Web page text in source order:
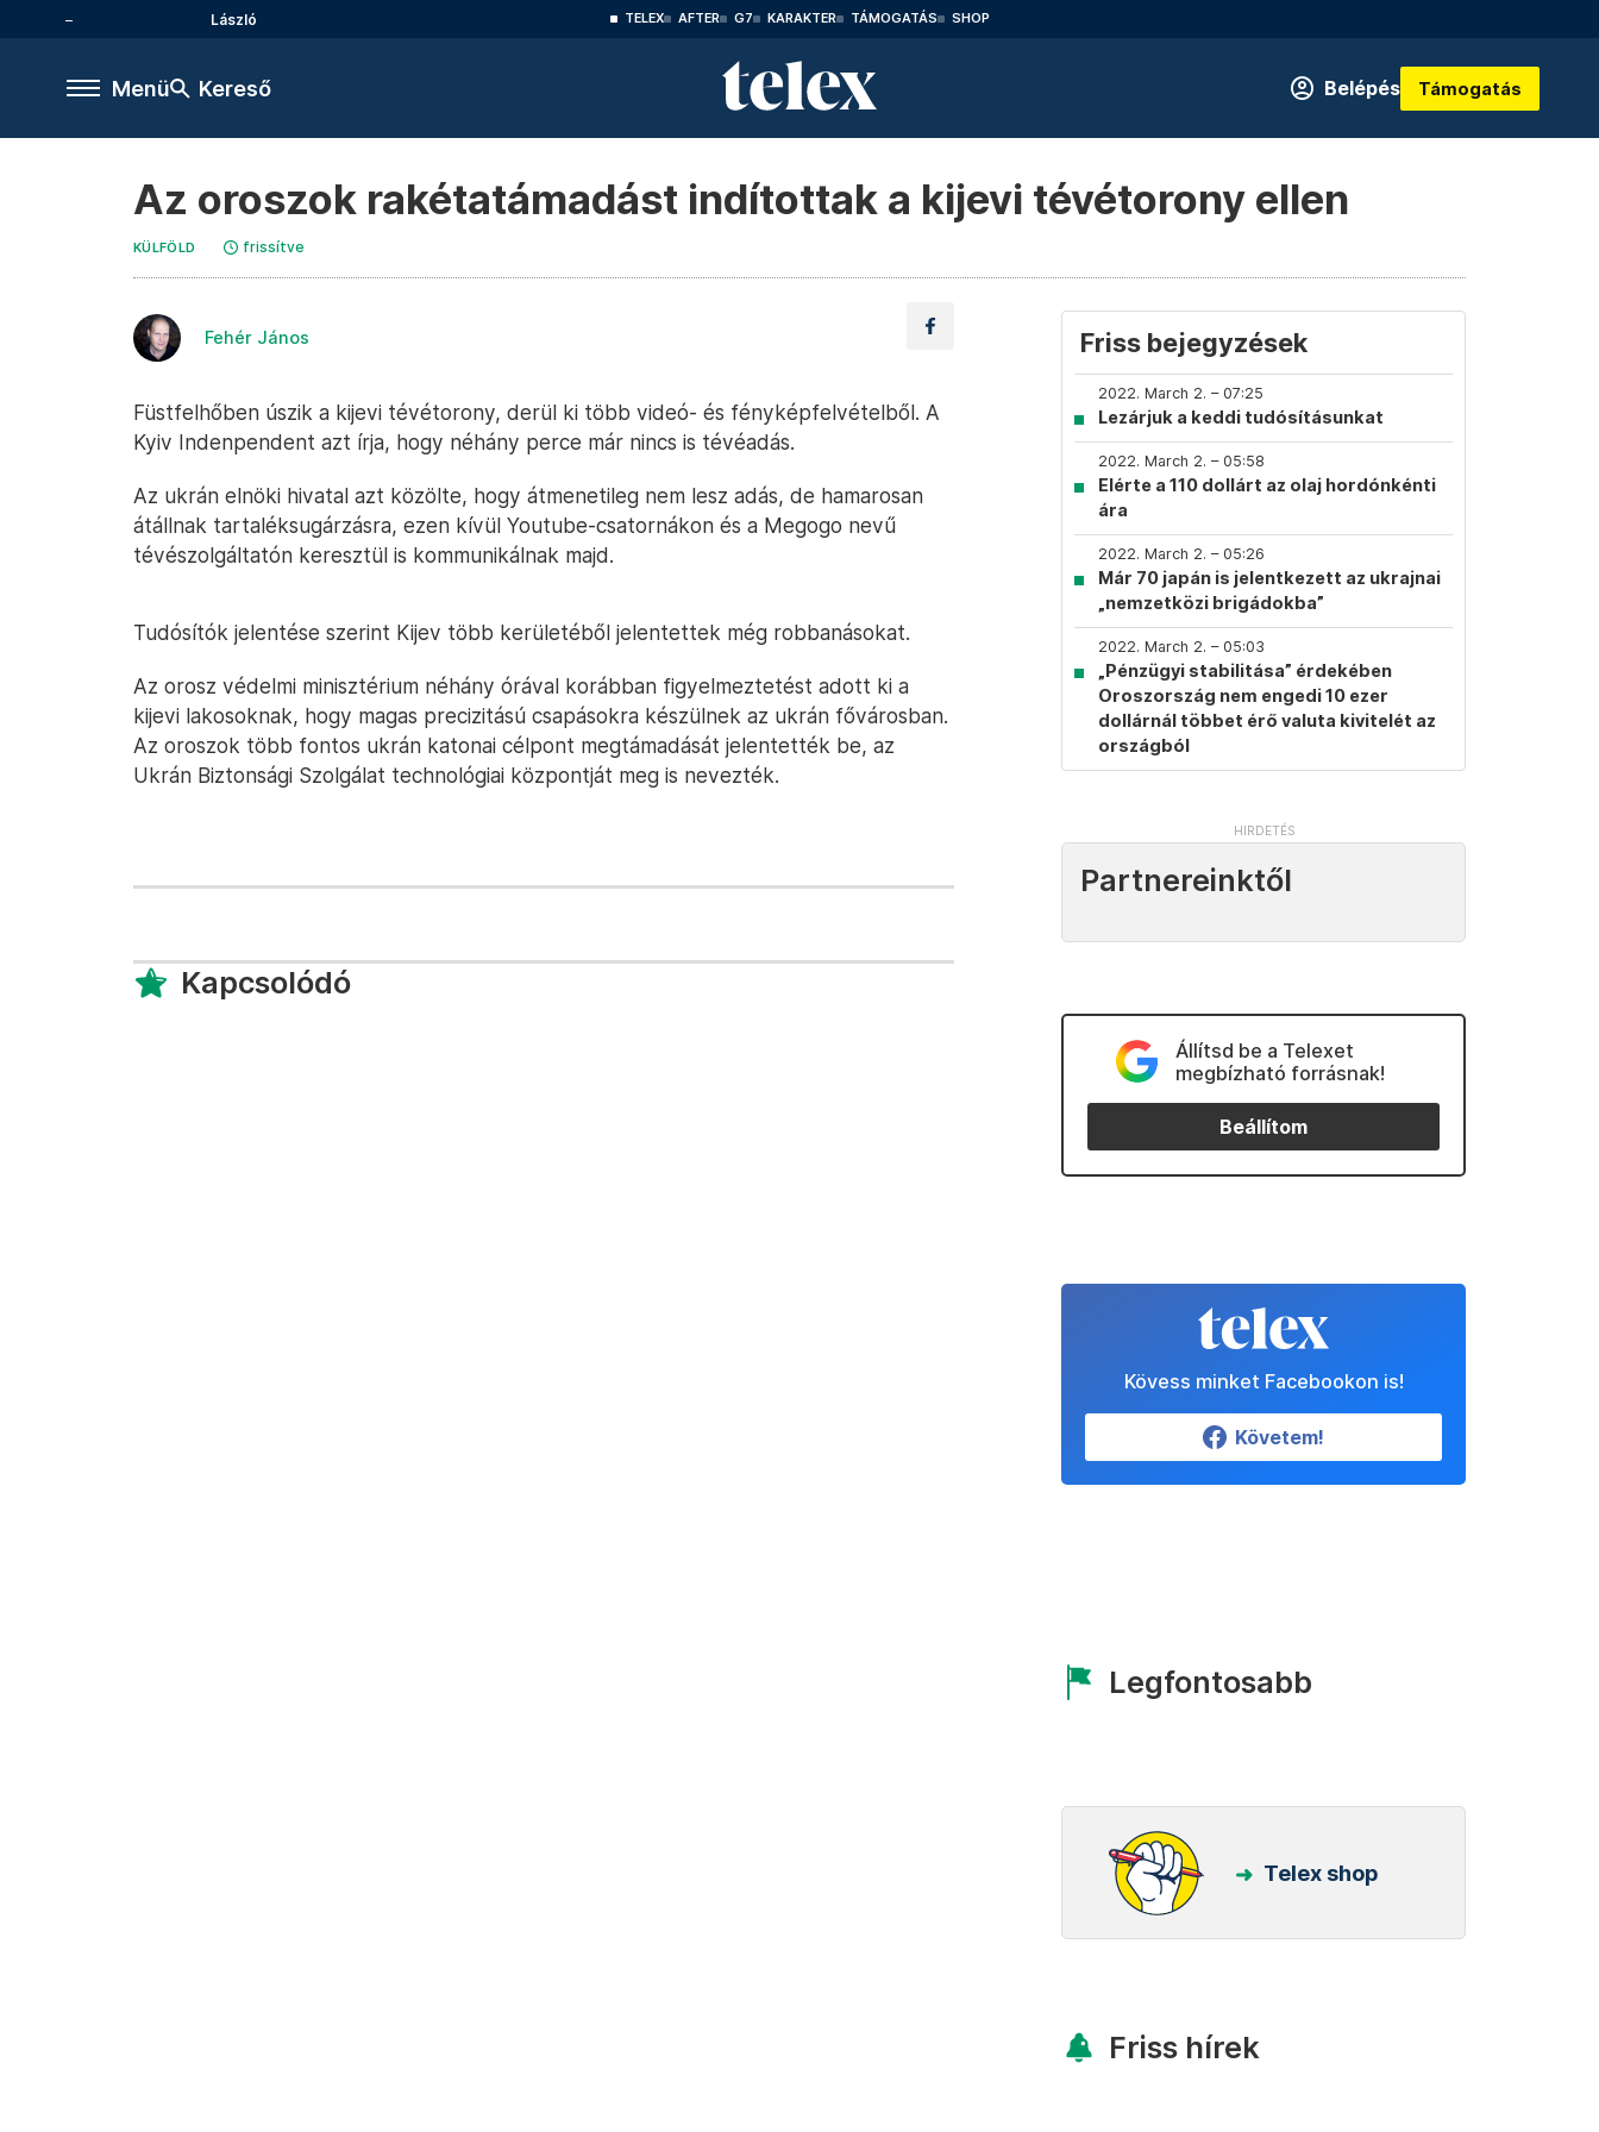
László TELEX AFTER G7 KARAKTER TÁMOGATÁS SHOP
Menü Kereső Belépés Támogatás
Az oroszok rakétatámadást indítottak a kijevi tévétorony ellen
KÜLFÖLD frissítve
Fehér János
Füstfelhőben úszik a kijevi tévétorony, derül ki több videó- és fényképfelvételből. A
Kyiv Indenpendent azt írja, hogy néhány perce már nincs is tévéadás.
Az ukrán elnöki hivatal azt közölte, hogy átmenetileg nem lesz adás, de hamarosan
átállnak tartaléksugárzásra, ezen kívül Youtube-csatornákon és a Megogo nevű
tévészolgáltatón keresztül is kommunikálnak majd.
Tudósítók jelentése szerint Kijev több kerületéből jelentettek még robbanásokat.
Az orosz védelmi minisztérium néhány órával korábban figyelmeztetést adott ki a
kijevi lakosoknak, hogy magas precizitású csapásokra készülnek az ukrán fővárosban.
Az oroszok több fontos ukrán katonai célpont megtámadását jelentették be, az
Ukrán Biztonsági Szolgálat technológiai központját meg is nevezték.
Kapcsolódó
Friss bejegyzések
2022. March 2. – 07:25
Lezárjuk a keddi tudósításunkat
2022. March 2. – 05:58
Elérte a 110 dollárt az olaj hordónkénti
ára
2022. March 2. – 05:26
Már 70 japán is jelentkezett az ukrajnai
„nemzetközi brigádokba”
2022. March 2. – 05:03
„Pénzügyi stabilitása” érdekében
Oroszország nem engedi 10 ezer
dollárnál többet érő valuta kivitelét az
országból
Partnereinktől
Állítsd be a Telexet
megbízható forrásnak!
Beállítom
Kövess minket Facebookon is!
Követem!
Legfontosabb
Telex shop
Friss hírek